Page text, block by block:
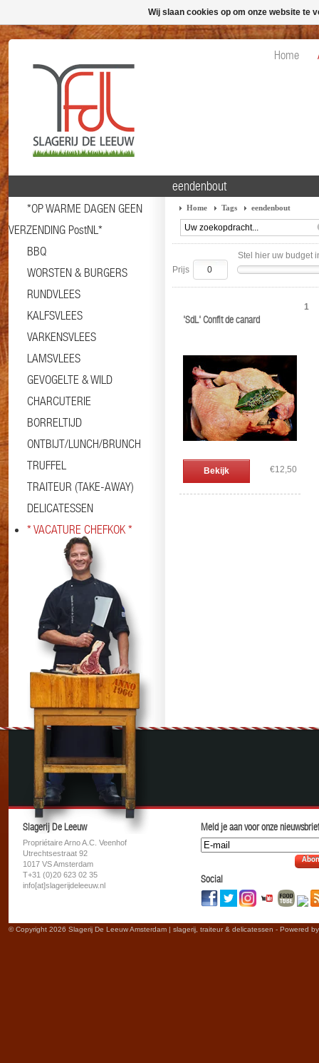
Home
*OP WARME DAGEN GEEN
VERZENDING PostNL*
BBQ
WORSTEN & BURGERS
RUNDVLEES
KALFSVLEES
VARKENSVLEES
LAMSVLEES
GEVOGELTE & WILD
CHARCUTERIE
BORRELTIJD
ONTBIJT/LUNCH/BRUNCH
TRUFFEL
TRAITEUR (TAKE-AWAY)
DELICATESSEN
* VACATURE CHEFKOK *
eendenbout
Home Tags eendenbout
Stel hier uw budget
Prijs
'SdL' Confit de canard
Bekijk €12,50
1
Slagerij De Leeuw
Propriétaire Arno A.C. Veenhof
Utrechtsestraat 92
1017 VS Amsterdam
T+31 (0)20 623 02 35
info[at]slagerijdeleeuw.nl
Meld je aan voor onze
Social
© Copyright 2026 Slagerij De Leeuw Amsterdam | slagerij, traiteur & delicatessen - Powered
Wij slaan cookies op om onze website te